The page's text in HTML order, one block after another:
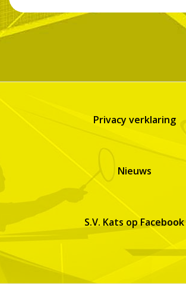
Privacy verklaring
Nieuws
S.V. Kats op Facebook
Secondair